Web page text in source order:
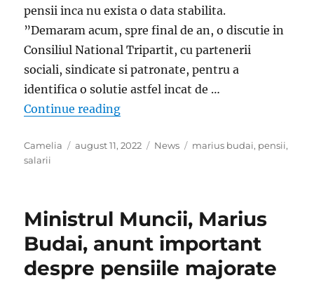
pensii inca nu exista o data stabilita.
”Demaram acum, spre final de an, o discutie in
Consiliul National Tripartit, cu partenerii
sociali, sindicate si patronate, pentru a
identifica o solutie astfel incat de …
Continue reading„Ministrul Muncii a facut anuntul.
Author
Camelia
Posted
august 11, 2022 Categories
News Tags
marius budai, pensii,
salarii
Ministrul Muncii, Marius
Budai, anunt important
despre pensiile majorate